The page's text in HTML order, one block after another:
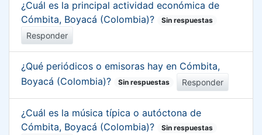
¿Cuál es la principal actividad económica de
Cómbita, Boyacá (Colombia)?
Sin respuestas
Responder
¿Qué periódicos o emisoras hay en Cómbita,
Boyacá (Colombia)?
Sin respuestas Responder
¿Cuál es la música típica o autóctona de
Cómbita, Boyacá (Colombia)?
Sin respuestas